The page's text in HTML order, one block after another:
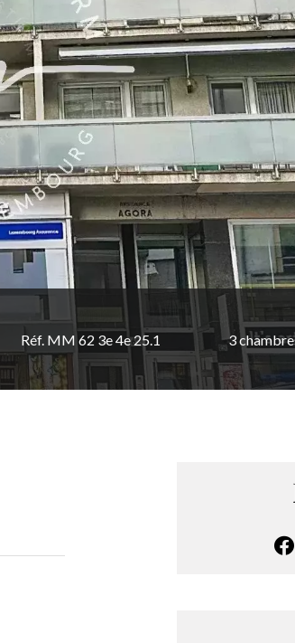
Réf. MM 62 3e 4e 25.1 3